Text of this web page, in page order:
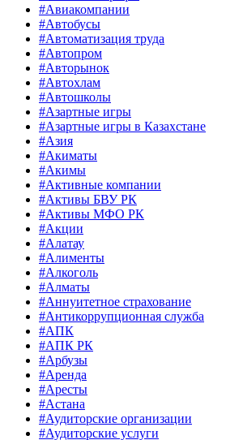
#Авиакомпании
#Автобусы
#Автоматизация труда
#Автопром
#Авторынок
#Автохлам
#Автошколы
#Азартные игры
#Азартные игры в Казахстане
#Азия
#Акиматы
#Акимы
#Активные компании
#Активы БВУ РК
#Активы МФО РК
#Акции
#Алатау
#Алименты
#Алкоголь
#Алматы
#Аннуитетное страхование
#Антикоррупционная служба
#АПК
#АПК РК
#Арбузы
#Аренда
#Аресты
#Астана
#Аудиторские организации
#Аудиторские услуги